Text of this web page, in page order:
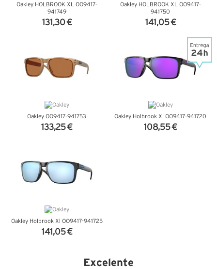
Oakley HOLBROOK XL OO9417-
941749
131,30 €
Oakley HOLBROOK XL OO9417-
941750
141,05 €
Oakley OO9417-941753
133,25 €
Oakley Holbrook Xl OO9417-941720
108,55 €
Oakley Holbrook Xl OO9417-941725
141,05 €
Excelente